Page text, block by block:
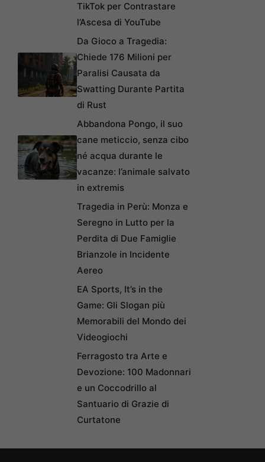
TikTok per Contrastare
l’Ascesa di YouTube
Da Gioco a Tragedia:
Chiede 176 Milioni per
Paralisi Causata da
Swatting Durante Partita
di Rust
Abbandona Pongo, il suo
cane meticcio, senza cibo
né acqua durante le
vacanze: l’animale salvato
in extremis
Tragedia in Perù: Monza e
Seregno in Lutto per la
Perdita di Due Famiglie
Brianzole in Incidente
Aereo
EA Sports, It’s in the
Game: Gli Slogan più
Memorabili del Mondo dei
Videogiochi
Ferragosto tra Arte e
Devozione: 100 Madonnari
e un Coccodrillo al
Santuario di Grazie di
Curtatone